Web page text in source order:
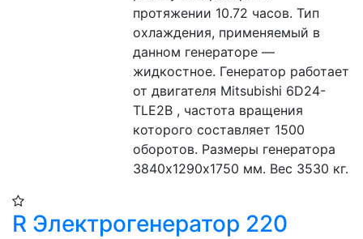
протяжении 10.72 часов. Тип
охлаждения, применяемый в
данном генераторе —
жидкостное. Генератор работает
от двигателя Mitsubishi 6D24-
TLE2B , частота вращения
которого составляет 1500
оборотов. Размеры генератора
3840х1290х1750 мм. Вес 3530 кг.
R Электрогенератор 220